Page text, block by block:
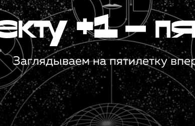
+1 —
Заглядываем на пятилетку